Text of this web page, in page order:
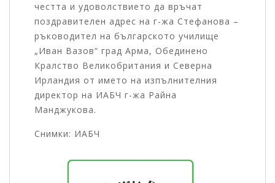
честта и удоволствието да връчат
поздравителен адрес на г-жа Стефанова –
ръководител на българското училище
„Иван Вазов“ град Арма, Обединено
Кралство Великобритания и Северна
Ирландия от името на изпълнителния
директор на ИАБЧ г-жа Райна
Манджукова.
Снимки: ИАБЧ